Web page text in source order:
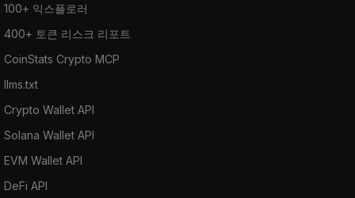
100+ 익스플로러
400+ 토큰 리스크 리포트
CoinStats Crypto MCP
llms.txt
Crypto Wallet API
Solana Wallet API
EVM Wallet API
DeFi API